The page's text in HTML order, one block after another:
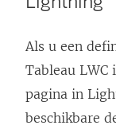
Als u een
Tableau LWC
pagina in
beschikbare